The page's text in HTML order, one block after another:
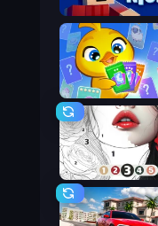
99 Nights (Bloxd.io)
Farm Merge Valley
Numicolor